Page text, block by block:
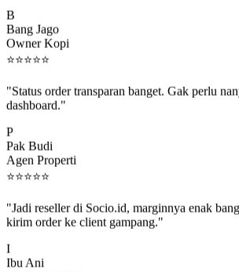
Bang Jago
Owner Kopi
⭐⭐⭐⭐⭐
dashboard."
Pak Budi
Agen Properti
⭐⭐⭐⭐⭐
kirim order ke client gampang."
Ibu Ani
Reseller SMM